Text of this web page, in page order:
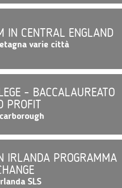
IN CENTRAL ENGLAND
varie città
- BACCALAUREATO
PROFIT
IRLANDA PROGRAMMA
SLS